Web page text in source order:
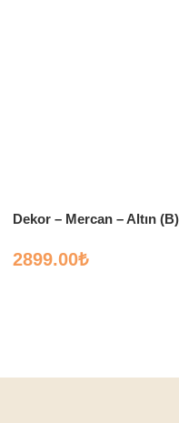
Dekor – Mercan – Altın (B)
2899.00₺